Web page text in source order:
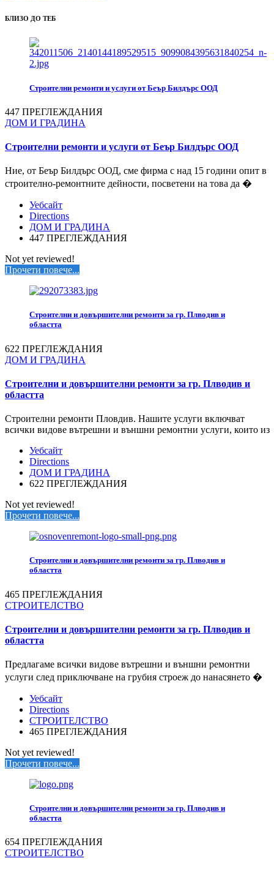
БЛИЗО ДО ТЕБ
Строителни ремонти и услуги от Беър Билдърс ООД
447 ПРЕГЛЕЖДАНИЯ
ДОМ И ГРАДИНА
Строителни ремонти и услуги от Беър Билдърс ООД
Ние, от Беър Билдърс ООД, сме фирма с над 15 години опит в
строително-ремонтните дейности, посветени на това да �
Уебсайт
Directions
ДОМ И ГРАДИНА
447 ПРЕГЛЕЖДАНИЯ
Not yet reviewed!
Прочети повече...
Строителни и довършителни ремонти за гр. Плводив и
областта
622 ПРЕГЛЕЖДАНИЯ
ДОМ И ГРАДИНА
Строителни и довършителни ремонти за гр. Плводив и
областта
Строителни ремонти Пловдив. Нашите услуги включват
всички видове вътрешни и външни ремонтни услуги, които из
Уебсайт
Directions
ДОМ И ГРАДИНА
622 ПРЕГЛЕЖДАНИЯ
Not yet reviewed!
Прочети повече...
Строителни и довършителни ремонти за гр. Плводив и
областта
465 ПРЕГЛЕЖДАНИЯ
СТРОИТЕЛСТВО
Строителни и довършителни ремонти за гр. Плводив и
областта
Предлагаме всички видове вътрешни и външни ремонтни
услуги след приключване на грубия строеж до нанасянето �
Уебсайт
Directions
СТРОИТЕЛСТВО
465 ПРЕГЛЕЖДАНИЯ
Not yet reviewed!
Прочети повече...
Строителни и довършителни ремонти за гр. Плводив и
областта
654 ПРЕГЛЕЖДАНИЯ
СТРОИТЕЛСТВО